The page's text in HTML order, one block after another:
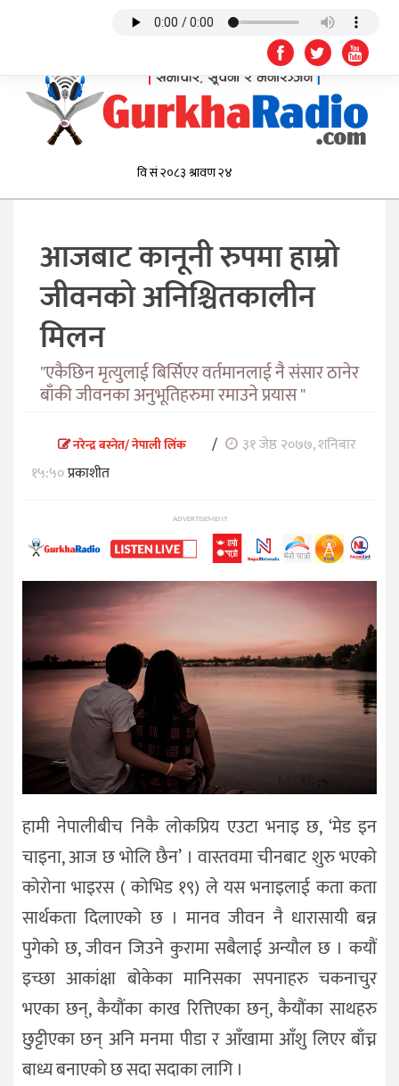
आजबाट कानूनी रुपमा हाम्रो
जीवनको अनिश्चितकालीन
मिलन
"एकैछिन मृत्युलाई बिर्सिएर वर्तमानलाई नै संसार ठानेर
बाँकी जीवनका अनुभूतिहरुमा रमाउने प्रयास "
नरेन्द्र बस्नेत/ नेपाली लिंक /
३१ जेष्ठ २०७७, शनिबार
१५:५०प्रकाशीत
ADVERTISEMENT
हामी नेपालीबीच निकै लोकप्रिय एउटा भनाइ छ, ‘मेड इन
चाइना, आज छ भोलि छैन’ । वास्तवमा चीनबाट शुरु भएको
कोरोना भाइरस ( कोभिड १९) ले यस भनाइलाई कता कता
सार्थकता दिलाएको छ । मानव जीवन नै धारासायी बन्न
पुगेको छ, जीवन जिउने कुरामा सबैलाई अन्यौल छ । कयौं
इच्छा आकांक्षा बोकेका मानिसका सपनाहरु चकनाचुर
भएका छन्, कैयौंका काख रित्तिएका छन्, कैयौंका साथहरु
छुट्टीएका छन् अनि मनमा पीडा र आँखामा आँशु लिएर बाँच्न
बाध्य बनाएको छ सदा सदाका लागि ।